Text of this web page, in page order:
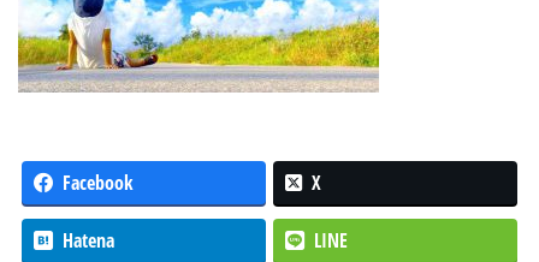
Facebook X
Hatena LINE